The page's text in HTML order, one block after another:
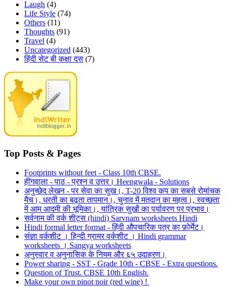
Laugh (4)
Life Style (74)
Others (11)
Thoughts (91)
Travel (4)
Uncategorized (443)
हिंदी सेट बी कक्षा दस (7)
Top Posts & Pages
Footprints without feet - Class 10th CBSE.
हींगवाला - पाठ - प्रश्न व उत्तर। Heengwala - Solutions
अनुच्छेद लेखन - पर सेवा का सुख।, T-20 विश्व कप का सबसे रोमांचक
मैच।, धरती का बढ़ता तापमान।, चुनाव में मतदान का महत्व।, स्वच्छता
में आम आदमी की भूमिका।, यांत्रिक सुखों का पर्यावरण पर प्रभाव।
सर्वनाम की वर्क शीट्स (hindi) Sarvnam worksheets Hindi
Hindi formal letter format - हिंदी औपचारिक पत्र का फ़ोर्मेट।
संज्ञा वर्कशीट । हिन्दी ग्रामर वर्कशीट । Hindi grammar
worksheets । Sangya worksheets
अनुस्वार व अनुनासिक के नियम और ६५ उदाहरण।
Power sharing - SST - Grade 10th - CBSE - Extra questions.
Question of Trust. CBSE 10th English.
Make your own pinot noir (red wine) !